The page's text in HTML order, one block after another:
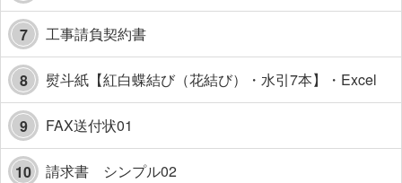
7 工事請負契約書
8 熨斗紙【紅白蝶結び（花結び）・水引7本】・Excel
9 FAX送付状01
10 請求書 シンプル02